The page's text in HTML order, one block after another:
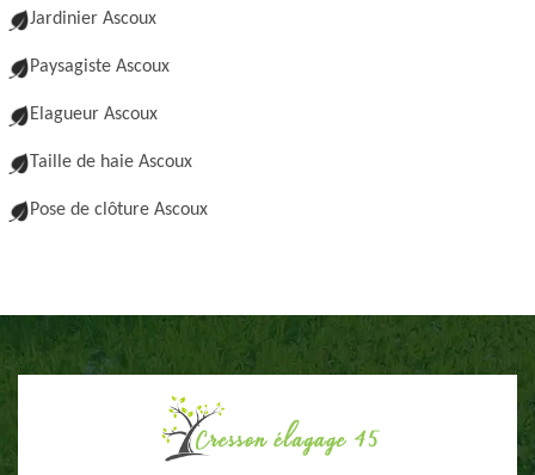
Jardinier Ascoux
Paysagiste Ascoux
Elagueur Ascoux
Taille de haie Ascoux
Pose de clôture Ascoux